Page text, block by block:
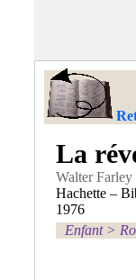
La
Walter Farley
Hachette –
1976
Enfant>